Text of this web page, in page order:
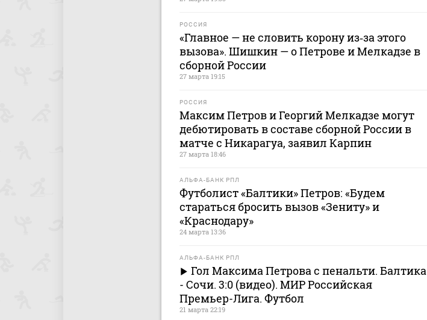
РОССИЯ
«Главное — не словить корону из‑за этого
вызова». Шишкин — о Петрове и Мелкадзе в
сборной России
27 марта 19:15
РОССИЯ
Максим Петров и Георгий Мелкадзе могут
дебютировать в составе сборной России в
матче с Никарагуа, заявил Карпин
27 марта 18:46
АЛЬФА-БАНК РПЛ
Футболист «Балтики» Петров: «Будем
стараться бросить вызов «Зениту» и
«Краснодару»
24 марта 13:36
АЛЬФА-БАНК РПЛ
Гол Максима Петрова с пенальти. Балтика
- Сочи. 3:0 (видео). МИР Российская
Премьер-Лига. Футбол
21 марта 22:19